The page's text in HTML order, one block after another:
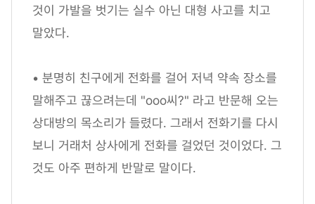
것이 가발을 벗기는 실수 아닌 대형 사고를 치고
말았다.
• 분명히 친구에게 전화를 걸어 저녁 약속 장소를
말해주고 끊으려는데 "ooo씨?" 라고 반문해 오는
상대방의 목소리가 들렸다. 그래서 전화기를 다시
보니 거래처 상사에게 전화를 걸었던 것이었다. 그
것도 아주 편하게 반말로 말이다.